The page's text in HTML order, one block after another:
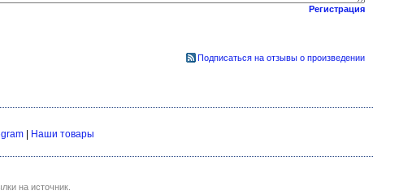
Регистрация
Подписаться на отзывы о произведении
Наши товары
на источник.